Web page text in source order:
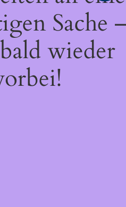
Sache
wieder